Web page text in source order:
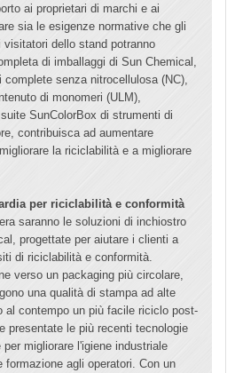
ai proprietari di marchi e ai
sia le esigenze normative che gli
dello stand potranno
di imballaggi di Sun Chemical,
senza nitrocellulosa (NC),
di monomeri (ULM),
SunColorBox di strumenti di
contribuisca ad aumentare
la riciclabilità e a migliorare
per riciclabilità e conformità
saranno le soluzioni di inchiostro
progettate per aiutare i clienti a
di riciclabilità e conformità.
verso un packaging più circolare,
una qualità di stampa ad alte
al contempo un più facile riciclo post-
presentate le più recenti tecnologie
migliorare l'igiene industriale
formazione agli operatori. Con un